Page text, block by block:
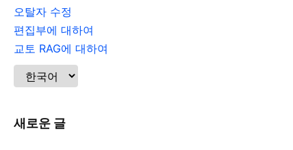
오탈자 수정
편집부에 대하여
교토 RAG에 대하여
새로운 글